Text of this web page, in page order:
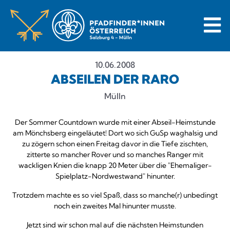
10.06.2008
ABSEILEN DER RARO
Mülln
Der Sommer Countdown wurde mit einer Abseil-Heimstunde
am Mönchsberg eingeläutet! Dort wo sich GuSp waghalsig und
zu zögern schon einen Freitag davor in die Tiefe zischten,
zitterte so mancher Rover und so manches Ranger mit
wackligen Knien die knapp 20 Meter über die "Ehemaliger-
Spielplatz-Nordwestwand" hinunter.
Trotzdem machte es so viel Spaß, dass so manche(r) unbedingt
noch ein zweites Mal hinunter musste.
Jetzt sind wir schon mal auf die nächsten Heimstunden